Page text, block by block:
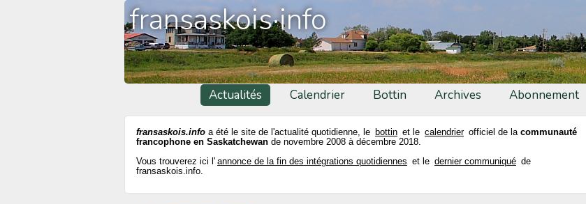
fransaskois·info
Actualités Calendrier Bottin Archives Abonnement
fransaskois.info a été le site de l'actualité quotidienne, le bottin et le calendrier officiel de la communauté
francophone en Saskatchewan de novembre 2008 à décembre 2018.
Vous trouverez ici l' annonce de la fin des intégrations quotidiennes et le dernier communiqué de
fransaskois.info.